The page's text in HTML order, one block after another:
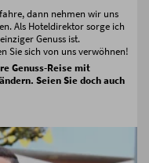
dann nehmen wir uns
Als Hoteldirektor sorge ich
Genuss ist.
Sie sich von uns verwöhnen!
Genuss-Reise mit
Seien Sie doch auch